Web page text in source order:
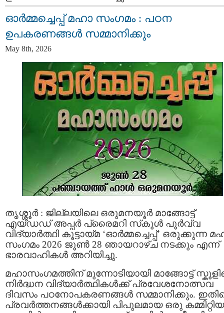
ഓർമ്മച്ചെപ്പ് മഹാ സംഗമം : പഠന
ഉപകരണങ്ങൾ സമ്മാനിക്കും
May 8th, 2026
തൃശ്ശൂർ : ജില്ലയിലെ ഒരുമനയൂർ മാങ്ങോട്ട്
എയ്ഡഡ് അപ്പർ പ്രൈമറി സ്‌കൂൾ പൂർവ്വ
വിദ്യാർത്ഥി കൂട്ടായ്മ ‘ഓർമ്മച്ചെപ്പ്’ ഒരുക്കുന്ന
സംഗമം 2026 ജൂൺ 28 ഞായറാഴ്ച നടക്കും എന്ന്
ഭാരവാഹികൾ അറിയിച്ചു.
മഹാസംഗമത്തിന് മുന്നോടിയായി മാങ്ങോട്ട്
നിർദ്ധന വിദ്യാർത്ഥികൾക്ക് പ്രവേശനോത്സവ
ദിവസം പഠനോപകരണങ്ങൾ സമ്മാനിക്കും.
പ്രവർത്തനങ്ങൾക്കായി പിപുലമായ ഒരു